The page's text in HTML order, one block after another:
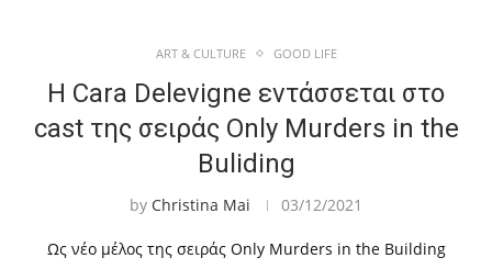
ART & CULTURE GOOD LIFE
Η Cara Delevigne εντάσσεται στο
cast της σειράς Only Murders in the
Buliding
by Christina Mai 03/12/2021
Ως νέο μέλος της σειράς Only Murders in the Building